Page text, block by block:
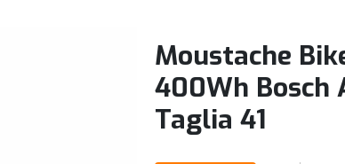
Moustache
400Wh Bosch
Taglia 41